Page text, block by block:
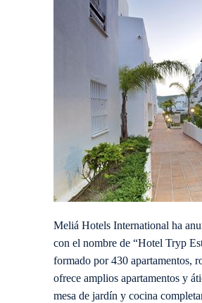
Meliá Hotels International ha
con el nombre de “Hotel Tryp
formado por 430 apartamentos,
ofrece amplios apartamentos y
mesa de jardín y cocina